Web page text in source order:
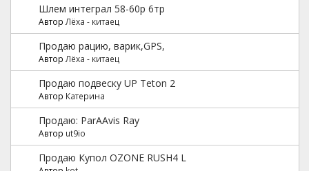
Шлем интеграл 58-60р 6тр
Автор Лёха - китаец
Продаю рацию, варик,GPS,
Автор Лёха - китаец
Продаю подвеску UP Teton 2
Автор Катерина
Продаю: ParAAvis Ray
Автор ut9io
Продаю Купол OZONE RUSH4 L